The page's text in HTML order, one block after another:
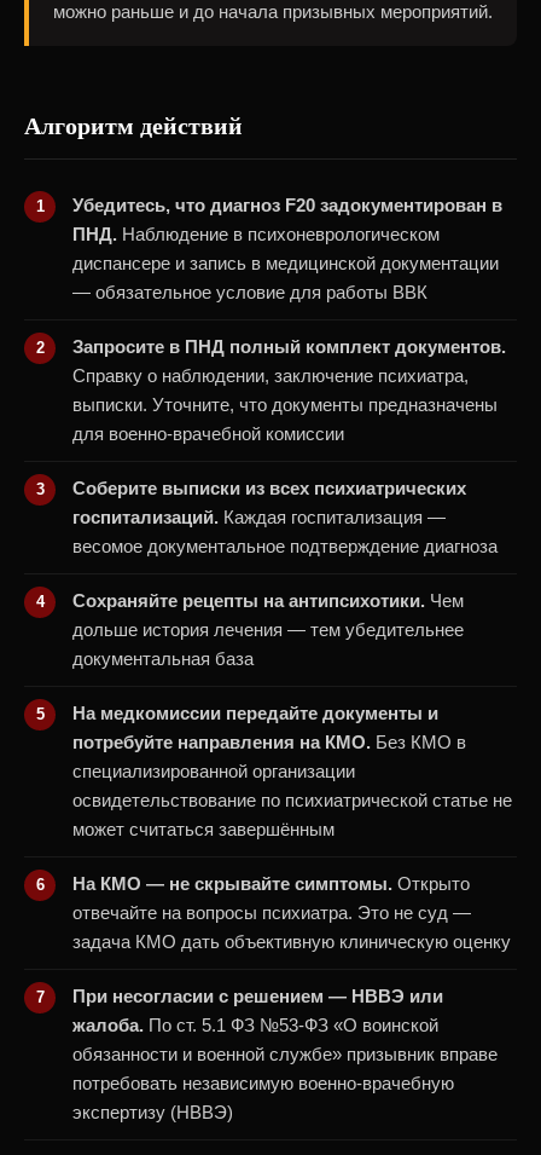
можно раньше и до начала призывных мероприятий.
Алгоритм действий
Убедитесь, что диагноз F20 задокументирован в
ПНД. Наблюдение в психоневрологическом
диспансере и запись в медицинской документации
— обязательное условие для работы ВВК
Запросите в ПНД полный комплект документов.
Справку о наблюдении, заключение психиатра,
выписки. Уточните, что документы предназначены
для военно-врачебной комиссии
Соберите выписки из всех психиатрических
госпитализаций. Каждая госпитализация —
весомое документальное подтверждение диагноза
Сохраняйте рецепты на антипсихотики. Чем
дольше история лечения — тем убедительнее
документальная база
На медкомиссии передайте документы и
потребуйте направления на КМО. Без КМО в
специализированной организации
освидетельствование по психиатрической статье не
может считаться завершённым
На КМО — не скрывайте симптомы. Открыто
отвечайте на вопросы психиатра. Это не суд —
задача КМО дать объективную клиническую оценку
При несогласии с решением — НВВЭ или
жалоба. По ст. 5.1 ФЗ №53-ФЗ «О воинской
обязанности и военной службе» призывник вправе
потребовать независимую военно-врачебную
экспертизу (НВВЭ)